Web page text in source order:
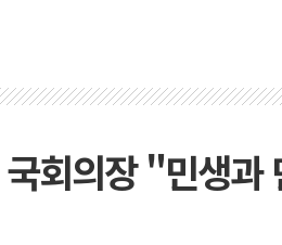
회의장 "민생